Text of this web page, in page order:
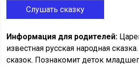
Слушать сказку
Информация для родителей:
известная русская народная
сказок. Познакомит деток